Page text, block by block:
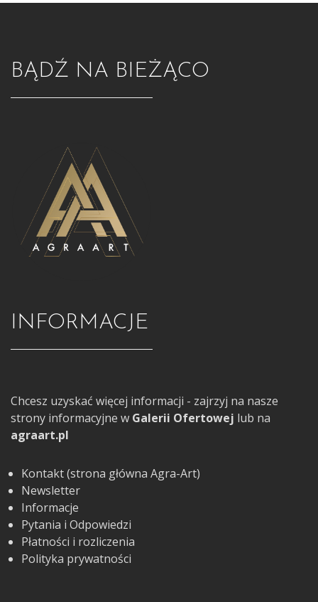
BĄDŹ NA BIEŻĄCO
INFORMACJE
Chcesz uzyskać więcej informacji - zajrzyj na nasze
strony informacyjne w Galerii Ofertowej lub na
agraart.pl
Kontakt (strona główna Agra-Art)
Newsletter
Informacje
Pytania i Odpowiedzi
Płatności i rozliczenia
Polityka prywatności